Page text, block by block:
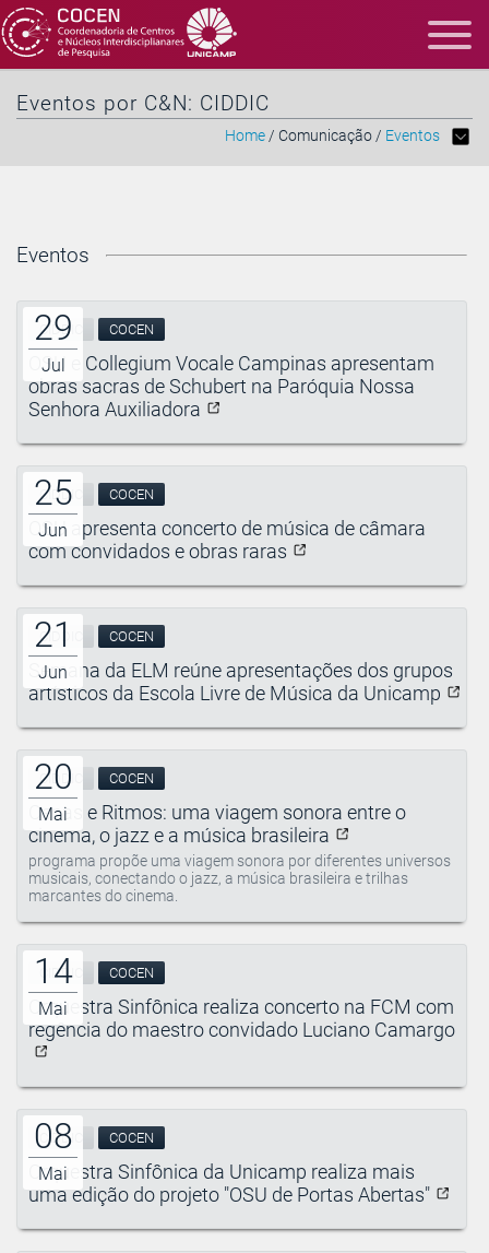
Eventos por C&N: CIDDIC
Home/ Comunicação / Eventos
Eventos
29
Jul
CIDDIC COCEN
OSU e Collegium Vocale Campinas apresentam
obras sacras de Schubert na Paróquia Nossa
Senhora Auxiliadora
25
Jun
CIDDIC COCEN
OSU apresenta concerto de música de câmara
com convidados e obras raras
21
Jun
CIDDIC COCEN
Semana da ELM reúne apresentações dos grupos
artísticos da Escola Livre de Música da Unicamp
20
Mai
CIDDIC COCEN
Cenas e Ritmos: uma viagem sonora entre o
cinema, o jazz e a música brasileira
programa propõe uma viagem sonora por diferentes universos
musicais, conectando o jazz, a música brasileira e trilhas
marcantes do cinema.
14
Mai
CIDDIC COCEN
Orquestra Sinfônica realiza concerto na FCM com
regência do maestro convidado Luciano Camargo
08
Mai
CIDDIC COCEN
Orquestra Sinfônica da Unicamp realiza mais
uma edição do projeto "OSU de Portas Abertas"